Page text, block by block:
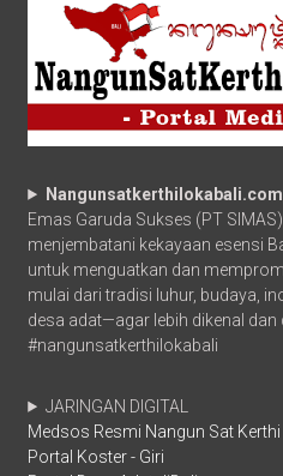
Nangunsatkerthilokabali.com
Emas Garuda Sukses (PT
menjembatani kekayaan esensi
untuk menguatkan dan
mulai dari tradisi luhur, budaya,
desa adat—agar lebih dikenal dan
#nangunsatkerthilokabali
JARINGAN DIGITAL
Medsos Resmi Nangun Sat Kerthi
Portal Koster - Giri